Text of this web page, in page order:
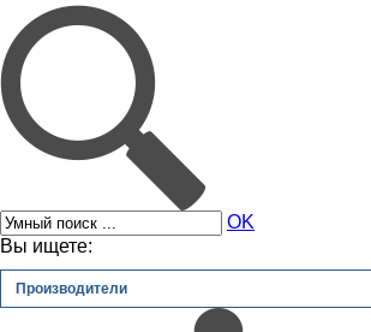
OK
Вы ищете:
Производители